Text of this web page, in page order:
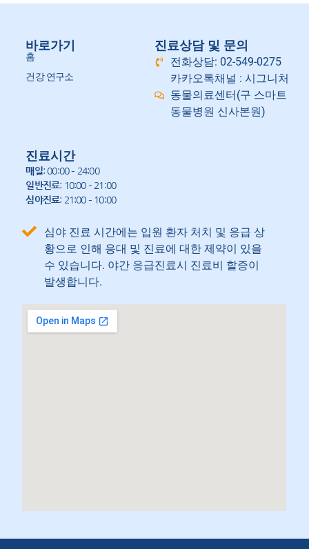
바로가기
홈
건강 연구소
진료상담 및 문의
전화상담: 02-549-0275
카카오톡채널 : 시그니처
동물의료센터(구 스마트
동물병원 신사본원)
진료시간
매일: 00:00 – 24:00
일반진료: 10:00 – 21:00
심야진료: 21:00 – 10:00
심야 진료 시간에는 입원 환자 처치 및 응급 상
황으로 인해 응대 및 진료에 대한 제약이 있을
수 있습니다. 야간 응급진료시 진료비 할증이
발생합니다.